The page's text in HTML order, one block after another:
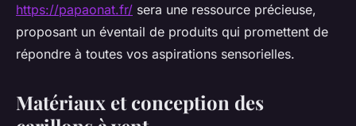
https://papaonat.fr/ sera une ressource précieuse,
proposant un éventail de produits qui promettent de
répondre à toutes vos aspirations sensorielles.
Matériaux et conception des